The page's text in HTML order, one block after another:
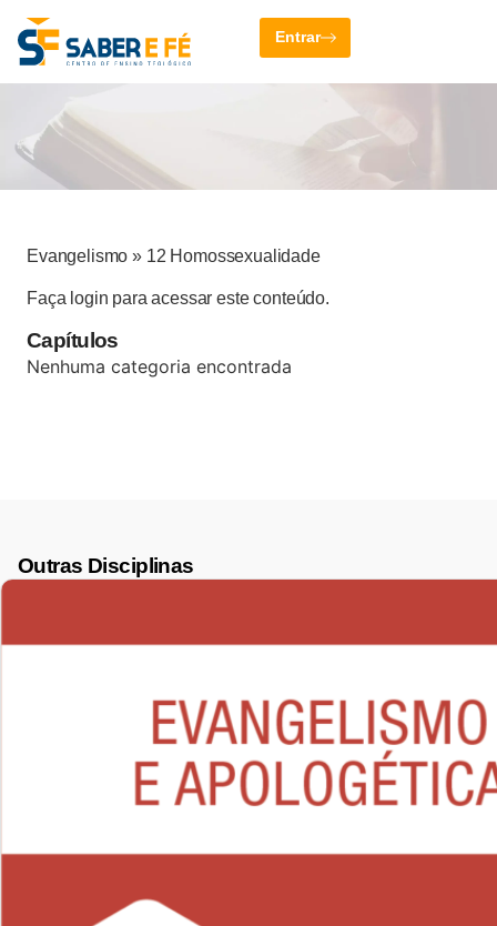
Entrar
Evangelismo » 12 Homossexualidade
Faça login para acessar este conteúdo.
Capítulos
Nenhuma categoria encontrada
Outras Disciplinas